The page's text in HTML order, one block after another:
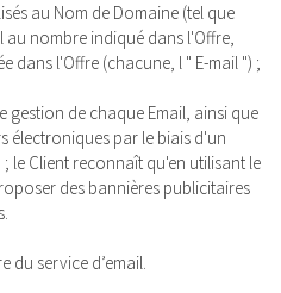
au Nom de Domaine (tel que
au nombre indiqué dans l'Offre,
dans l'Offre (chacune, l " E-mail ") ;
gestion de chaque Email, ainsi que
électroniques par le biais d'un
le Client reconnaît qu'en utilisant le
des bannières publicitaires
du service d’email.